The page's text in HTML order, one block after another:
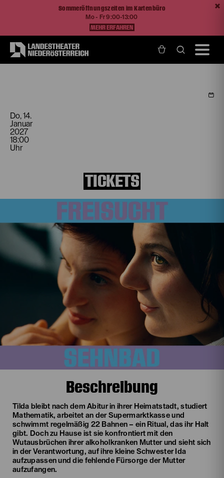
Sommeröffnungszeiten im Kartenbüro
Mo - Fr 9:00-13:00
MEHR ERFAHREN
Do, 14.
Januar
2027
18:00
Uhr
TICKETS
Beschreibung
Tilda bleibt nach dem Abitur in ihrer Heimatstadt, studiert
Mathematik, arbeitet an der Supermarktkasse und
schwimmt regelmäßig 22 Bahnen – ein Ritual, das ihr Halt
gibt. Doch zu Hause ist sie konfrontiert mit den
Wutausbrüchen ihrer alkoholkranken Mutter und sieht sich
in der Verantwortung, auf ihre kleine Schwester Ida
aufzupassen und die fehlende Fürsorge der Mutter
aufzufangen.